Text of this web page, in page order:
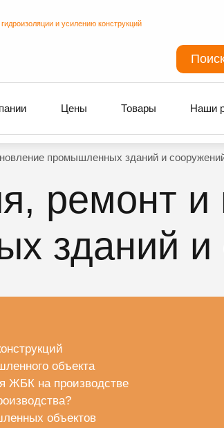
и усилению конструкций
Цены Товары Наши
промышленных зданий и
ремонт и
зданий и
объекта
ЖБК на производстве
объектов